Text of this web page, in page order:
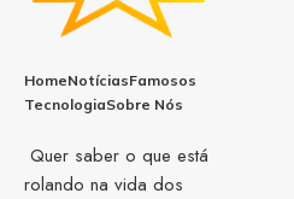
HomeNotíciasFamosos
TecnologiaSobre Nós
Quer saber o que está
rolando na vida dos